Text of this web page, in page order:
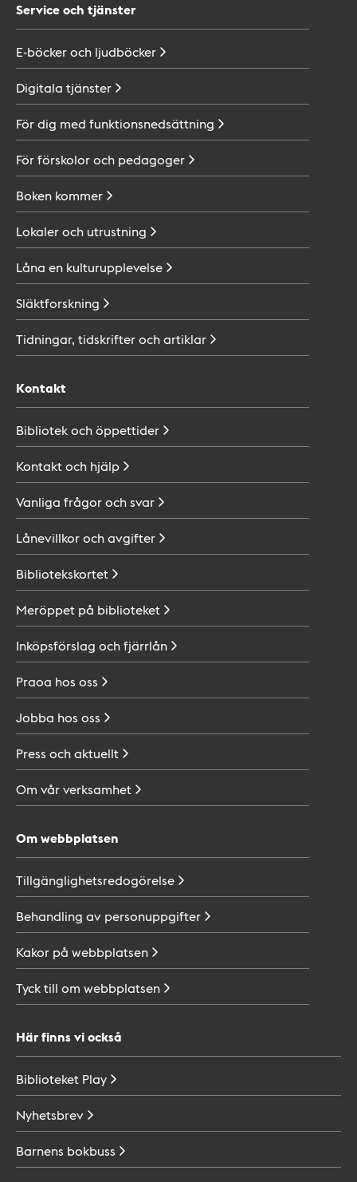
Service och tjänster
E-böcker och ljudböcker
Digitala tjänster
För dig med funktionsnedsättning
För förskolor och pedagoger
Boken kommer
Lokaler och utrustning
Låna en kulturupplevelse
Släktforskning
Tidningar, tidskrifter ochartiklar
Kontakt
Bibliotek ochöppettider
Kontakt och hjälp
Vanliga frågor ochsvar
Lånevillkor ochavgifter
Bibliotekskortet
Meröppet på biblioteket
Inköpsförslag ochfjärrlån
Praoa hos oss
Jobba hos oss
Press ochaktuellt
Om vårverksamhet
Om webbplatsen
Tillgänglighetsredogörelse
Behandling av personuppgifter
Kakor på webbplatsen
Tyck till om webbplatsen
Här finns vi också
Biblioteket Play
Nyhetsbrev
Barnens bokbuss